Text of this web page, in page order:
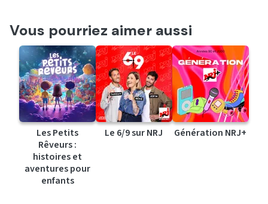
Vous pourriez aimer aussi
Les Petits
Rêveurs :
histoires et
aventures pour
enfants
Le 6/9 sur NRJ Génération NRJ+